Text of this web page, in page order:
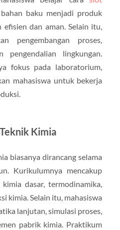
baku menjadi produk
efisien dan aman. Selain itu,
pengembangan proses,
pengendalian lingkungan.
fokus pada laboratorium,
mahasiswa untuk bekerja
Kimia
biasanya dirancang selama
Kurikulumnya mencakup
dasar, termodinamika,
kimia. Selain itu, mahasiswa
lanjutan, simulasi proses,
pabrik kimia. Praktikum